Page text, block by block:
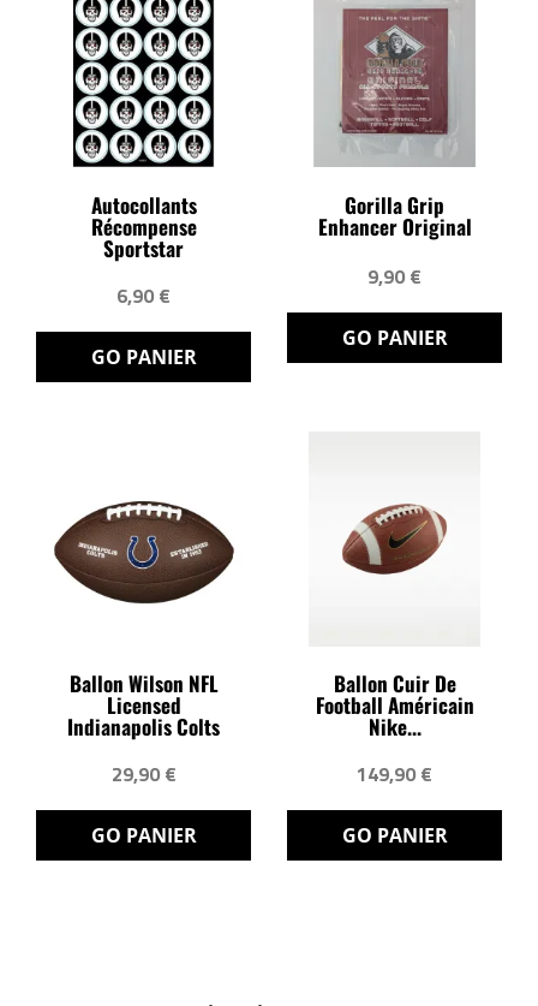
Autocollants
Récompense
Sportstar
6,90 €
GO PANIER
Gorilla Grip
Enhancer Original
9,90 €
GO PANIER
Ballon Wilson NFL
Licensed
Indianapolis Colts
29,90 €
GO PANIER
Ballon Cuir De
Football Américain
Nike...
149,90 €
GO PANIER